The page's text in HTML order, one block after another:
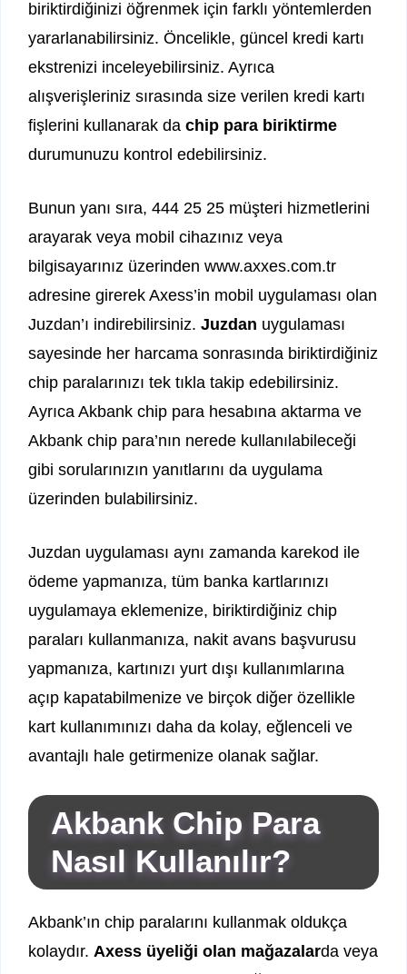
biriktirdiğinizi öğrenmek için farklı yöntemlerden
yararlanabilirsiniz. Öncelikle, güncel kredi kartı
ekstrenizi inceleyebilirsiniz. Ayrıca
alışverişleriniz sırasında size verilen kredi kartı
fişlerini kullanarak da chip para biriktirme
durumunuzu kontrol edebilirsiniz.
Bunun yanı sıra, 444 25 25 müşteri hizmetlerini
arayarak veya mobil cihazınız veya
bilgisayarınız üzerinden www.axxes.com.tr
adresine girerek Axess’in mobil uygulaması olan
Juzdan’ı indirebilirsiniz. Juzdan uygulaması
sayesinde her harcama sonrasında biriktirdiğiniz
chip paralarınızı tek tıkla takip edebilirsiniz.
Ayrıca Akbank chip para hesabına aktarma ve
Akbank chip para’nın nerede kullanılabileceği
gibi sorularınızın yanıtlarını da uygulama
üzerinden bulabilirsiniz.
Juzdan uygulaması aynı zamanda karekod ile
ödeme yapmanıza, tüm banka kartlarınızı
uygulamaya eklemenize, biriktirdiğiniz chip
paraları kullanmanıza, nakit avans başvurusu
yapmanıza, kartınızı yurt dışı kullanımlarına
açıp kapatabilmenize ve birçok diğer özellikle
kart kullanımınızı daha da kolay, eğlenceli ve
avantajlı hale getirmenize olanak sağlar.
Akbank Chip Para
Nasıl Kullanılır?
Akbank’ın chip paralarını kullanmak oldukça
kolaydır. Axess üyeliği olan mağazalarda veya